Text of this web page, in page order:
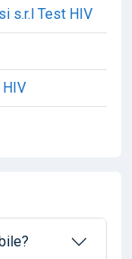
s.r.l Test HIV